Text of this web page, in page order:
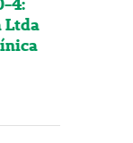
4:
Ltda